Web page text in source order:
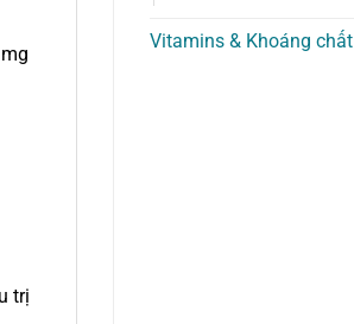
Vitamins & Khoáng chất
trị